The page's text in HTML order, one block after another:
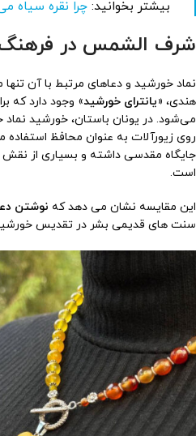
بیشتر بخوانید: چرا نقره سیاه
شرف الشمس در
نماد خورشید و دعاهای مرتبط با آن
هندی، «یانترای خورشید» وجود دارد که
می‌شود. در یونان باستان، خورشید
روی زیورآلات به عنوان محافظ
جایگاه مقدسی داشته و بسیاری از
است.
این مقایسه نشان می دهد که نوشتن
سنت های قدیمی بشر در تقدیس خورشید